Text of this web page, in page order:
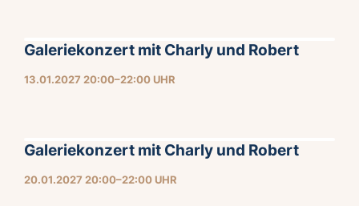
13.01.2027 20:00–22:00 UHR
Galeriekonzert mit Charly und Robert
20.01.2027 20:00–22:00 UHR
Galeriekonzert mit Charly und Robert